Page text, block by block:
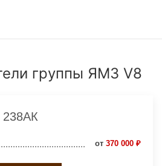
группы ЯМЗ V8
от 370 000 ₽